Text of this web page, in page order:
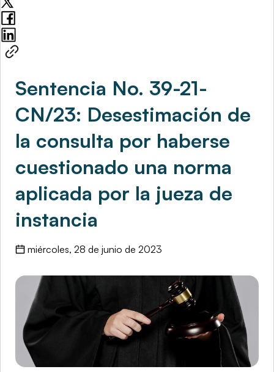
Sentencia No. 39-21-
CN/23: Desestimación de
la consulta por haberse
cuestionado una norma
aplicada por la jueza de
instancia
miércoles, 28 de junio de 2023